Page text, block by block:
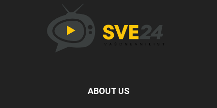
ABOUT US